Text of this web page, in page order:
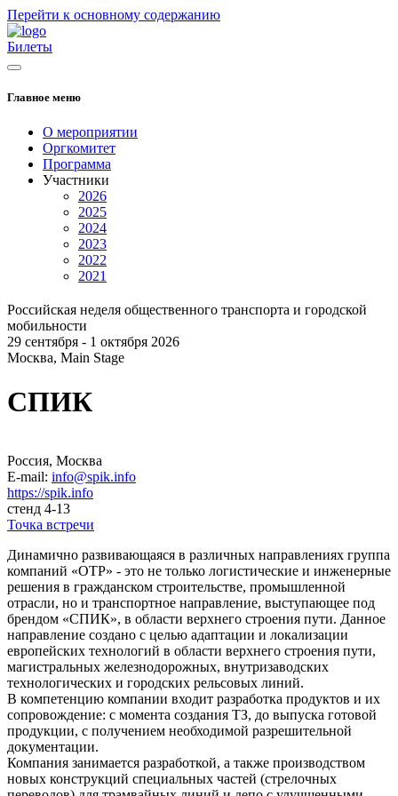
Перейти к основному содержанию
Билеты
Главное меню
О мероприятии
Оргкомитет
Программа
Участники
2026
2025
2024
2023
2022
2021
Российская неделя общественного транспорта и городской
мобильности
29 сентября - 1 октября 2026
Москва, Main Stage
СПИК
Россия, Москва
E-mail: info@spik.info
https://spik.info
стенд 4-13
Точка встречи
Динамично развивающаяся в различных направлениях группа
компаний «ОТР» - это не только логистические и инженерные
решения в гражданском строительстве, промышленной
отрасли, но и транспортное направление, выступающее под
брендом «СПИК», в области верхнего строения пути. Данное
направление создано с целью адаптации и локализации
европейских технологий в области верхнего строения пути,
магистральных железнодорожных, внутризаводских
технологических и городских рельсовых линий.
В компетенцию компании входит разработка продуктов и их
сопровождение: с момента создания ТЗ, до выпуска готовой
продукции, с получением необходимой разрешительной
документации.
Компания занимается разработкой, а также производством
новых конструкций специальных частей (стрелочных